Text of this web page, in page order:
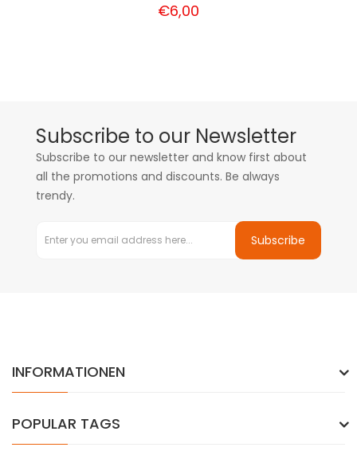
€6,00
Subscribe to our Newsletter
Subscribe to our newsletter and know first about
all the promotions and discounts. Be always
trendy.
Subscribe
INFORMATIONEN
POPULAR TAGS